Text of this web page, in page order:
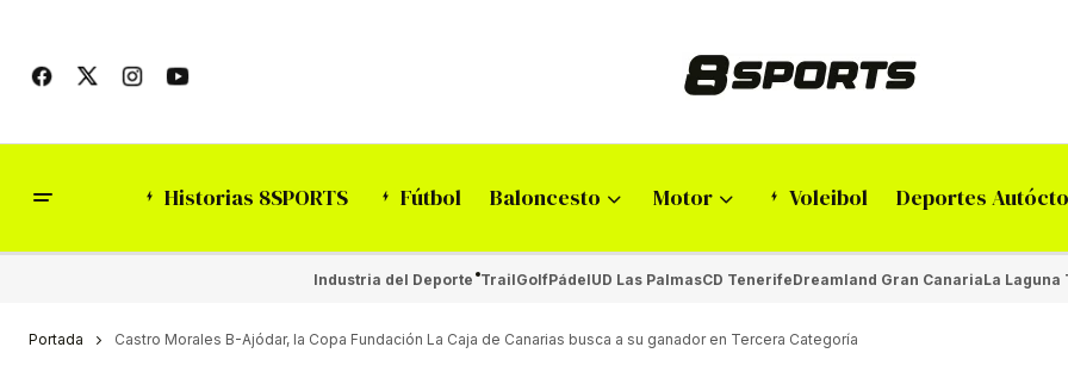
Historias 8SPORTS Fútbol Baloncesto Motor Voleibol Deportes
Industria del Deporte TrailGolfPádelUD Las PalmasCD TenerifeDreamland Gran CanariaLa Laguna
Portada Castro Morales B-Ajódar, la Copa Fundación La Caja de Canarias busca a su ganador en Tercera Categoría